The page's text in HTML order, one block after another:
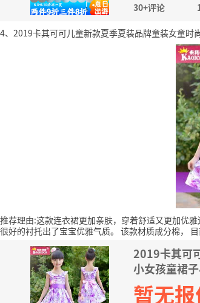
30+评论
4、2019卡其可可儿童新款夏季夏装品牌童装女童
推荐理由:这款连衣裙更加亲肤，穿着舒适又更加优
很好的衬托出了宝宝优雅气质。 该款材质成分棉，
2019卡其可
小女孩童裙
暂无